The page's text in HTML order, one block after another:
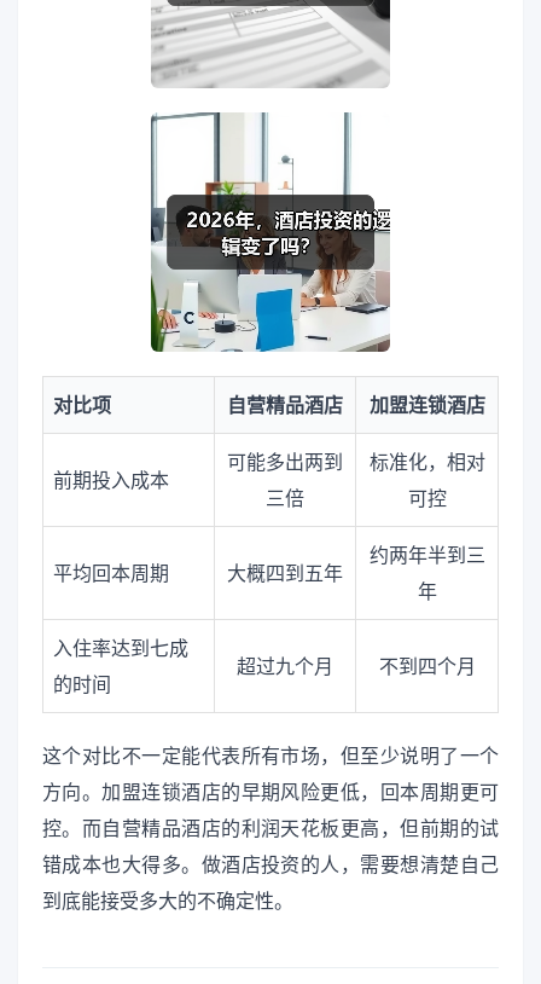
对比项 自营精品酒店 加盟连锁酒店
前期投入成本
可能多出两到
三倍
标准化，相对
可控
平均回本周期 大概四到五年
约两年半到三
年
入住率达到七成
的时间
超过九个月 不到四个月
这个对比不一定能代表所有市场，但至少说明了一个
方向。加盟连锁酒店的早期风险更低，回本周期更可
控。而自营精品酒店的利润天花板更高，但前期的试
错成本也大得多。做酒店投资的人，需要想清楚自己
到底能接受多大的不确定性。